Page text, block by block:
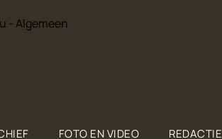
FOTO EN VIDEO REDACTIE